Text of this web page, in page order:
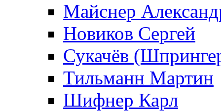
Майснер
Новиков Сергей
Сукачёв
Тильманн Мартин
Шифнер Карл